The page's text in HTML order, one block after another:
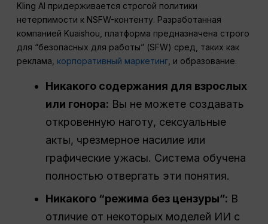
Kling AI придерживается строгой политики
нетерпимости к NSFW-контенту. Разработанная
компанией Kuaishou, платформа предназначена строго
для “безопасных для работы” (SFW) сред, таких как
реклама, корпоративный маркетинг , и образование.
Никакого содержания для взрослых
или гонора: Вы не можете создавать
откровенную наготу, сексуальные
акты, чрезмерное насилие или
графические ужасы. Система обучена
полностью отвергать эти понятия.
Никакого “режима без цензуры”: В
отличие от некоторых моделей ИИ с